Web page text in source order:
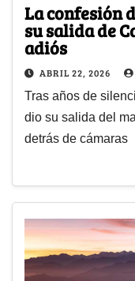
La confesión
su salida de
adiós
ABRIL 22, 2026
Tras años de
dio su salida del
detrás de cámaras